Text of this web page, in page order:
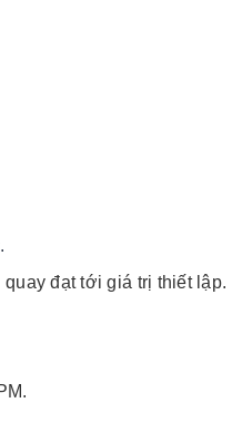
đạt tới giá trị thiết lập.